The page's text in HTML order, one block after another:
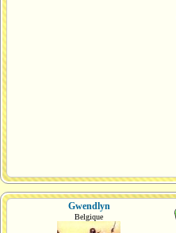
Gwendlyn
Belgique